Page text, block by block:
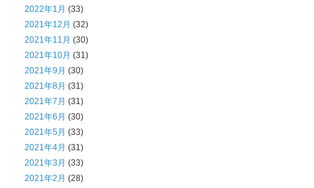
2022年1月 (33)
2021年12月 (32)
2021年11月 (30)
2021年10月 (31)
2021年9月 (30)
2021年8月 (31)
2021年7月 (31)
2021年6月 (30)
2021年5月 (33)
2021年4月 (31)
2021年3月 (33)
2021年2月 (28)